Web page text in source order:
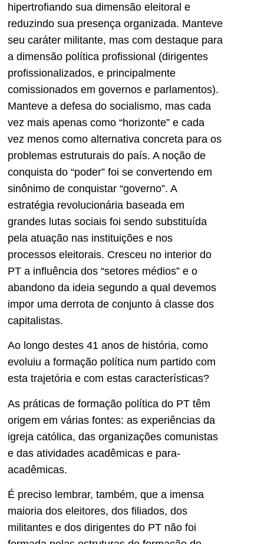
hipertrofiando sua dimensão eleitoral e
reduzindo sua presença organizada. Manteve
seu caráter militante, mas com destaque para
a dimensão política profissional (dirigentes
profissionalizados, e principalmente
comissionados em governos e parlamentos).
Manteve a defesa do socialismo, mas cada
vez mais apenas como “horizonte” e cada
vez menos como alternativa concreta para os
problemas estruturais do país. A noção de
conquista do “poder” foi se convertendo em
sinônimo de conquistar “governo”. A
estratégia revolucionária baseada em
grandes lutas sociais foi sendo substituída
pela atuação nas instituições e nos
processos eleitorais. Cresceu no interior do
PT a influência dos “setores médios” e o
abandono da ideia segundo a qual devemos
impor uma derrota de conjunto à classe dos
capitalistas.
Ao longo destes 41 anos de história, como
evoluiu a formação política num partido com
esta trajetória e com estas características?
As práticas de formação política do PT têm
origem em várias fontes: as experiências da
igreja católica, das organizações comunistas
e das atividades acadêmicas e para-
acadêmicas.
É preciso lembrar, também, que a imensa
maioria dos eleitores, dos filiados, dos
militantes e dos dirigentes do PT não foi